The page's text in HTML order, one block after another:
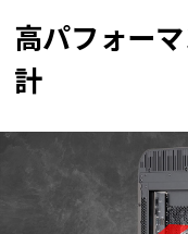
高パフォー
計